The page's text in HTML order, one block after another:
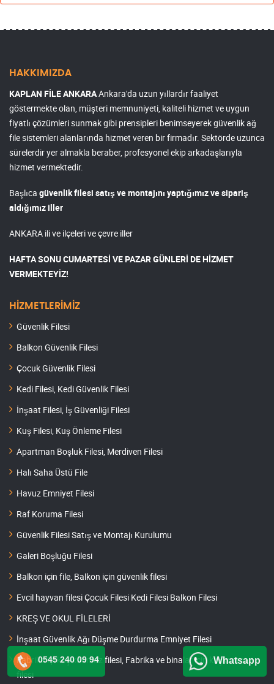
HAKKIMIZDA
KAPLAN FİLE ANKARAAnkara'da uzun yıllardır faaliyet
göstermekte olan, müşteri memnuniyeti, kaliteli hizmet ve uygun
fiyatlı çözümleri sunmak gibi prensipleri benimseyerek güvenlik ağ
file sistemleri alanlarında hizmet veren bir firmadır. Sektörde uzunca
sürelerdir yer almakla beraber, profesyonel ekip arkadaşlarıyla
hizmet vermektedir.
Başlıca güvenlik filesi satış ve montajını yaptığımız ve sipariş
aldığımız iller
ANKARA ili ve ilçeleri ve çevre iller
HAFTA SONU CUMARTESİ VE PAZAR GÜNLERİ DE HİZMET
VERMEKTEYİZ!
HİZMETLERİMİZ
Güvenlik Filesi
Balkon Güvenlik Filesi
Çocuk Güvenlik Filesi
Kedi Filesi, Kedi Güvenlik Filesi
İnşaat Filesi, İş Güvenliği Filesi
Kuş Filesi, Kuş Önleme Filesi
Apartman Boşluk Filesi, Merdiven Filesi
Halı Saha Üstü File
Havuz Emniyet Filesi
Raf Koruma Filesi
Güvenlik Filesi Satış ve Montajı Kurulumu
Galeri Boşluğu Filesi
Balkon için file, Balkon için güvenlik filesi
Evcil hayvan filesi Çocuk Filesi Kedi Filesi Balkon Filesi
KREŞ VE OKUL FİLELERİ
İnşaat Güvenlik Ağı Düşme Durdurma Emniyet Filesi
Fabrika içi kuş konmaz filesi, Fabrika ve binalar için kuşkonmaz
filesi
0545 240 09 94 Whatsapp